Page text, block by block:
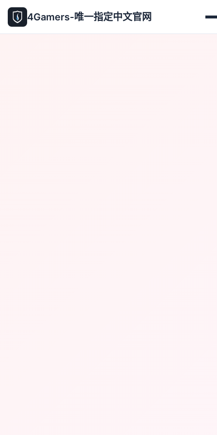
4Gamers-唯一指定中文官网